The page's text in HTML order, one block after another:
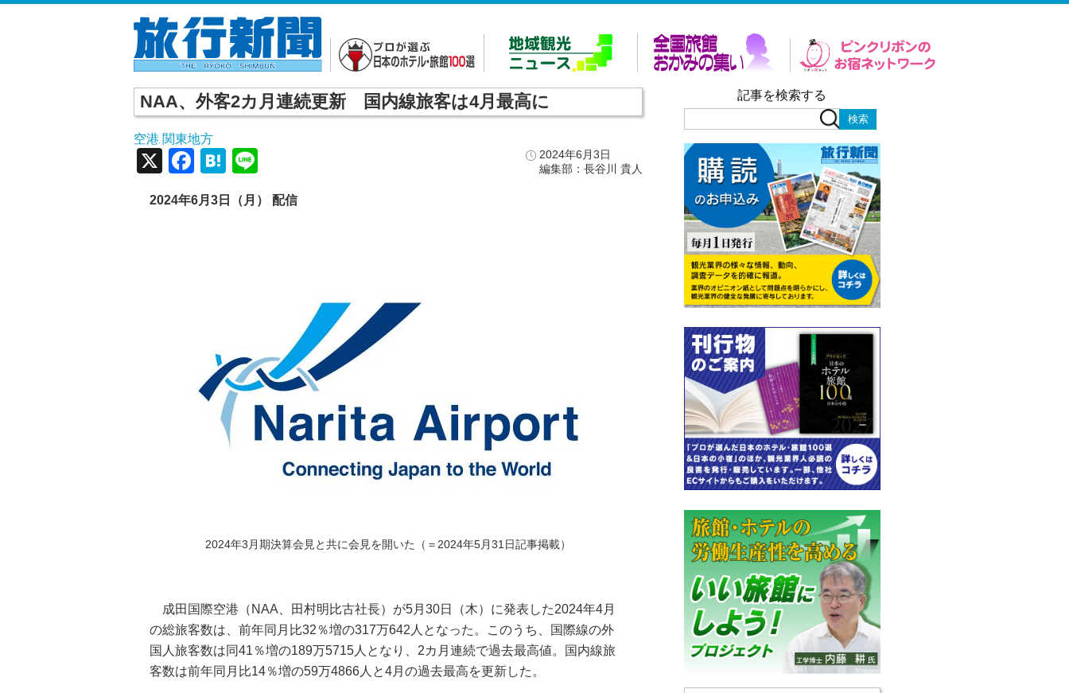
NAA、外客2カ月連続更新 国内線旅客は4月最高に
空港 関東地方
2024年6月3日
編集部：長谷川 貴人
X Facebook
Hatena
2024年6月3 日（月）配信
2024年3月期決算会見と共に会見を開いた（＝2024年5月31日記事掲載）
成田国際空港（NAA、田村明比古社長）が5月30日（木）に発表した2024年4月
の総旅客数は、前年同月比32％増の317万642人となった。このうち、国際線の外
国人旅客数は同41％増の189万5715人となり、2カ月連続で過去最高値。国内線旅
客数は前年同月比14％増の59万4866人と4月の過去最高を更新した。
記事を検索する